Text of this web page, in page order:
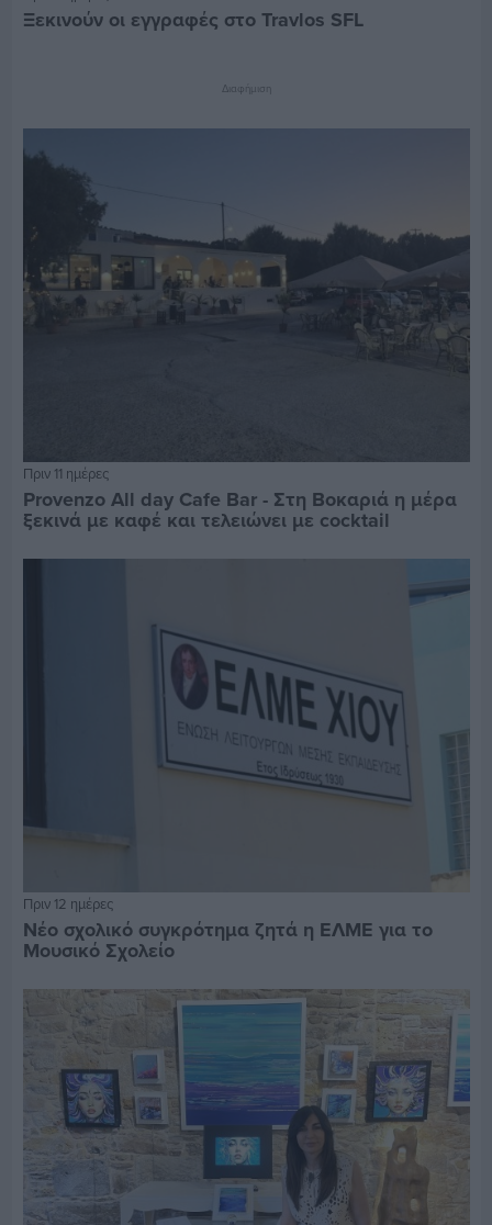
Ξεκινούν οι εγγραφές στο Travlos SFL
Διαφήμιση
Πριν 11 ημέρες
Provenzo All day Cafe Bar - Στη Βοκαριά η μέρα
ξεκινά με καφέ και τελειώνει με cocktail
Πριν 12 ημέρες
Νέο σχολικό συγκρότημα ζητά η ΕΛΜΕ για το
Μουσικό Σχολείο